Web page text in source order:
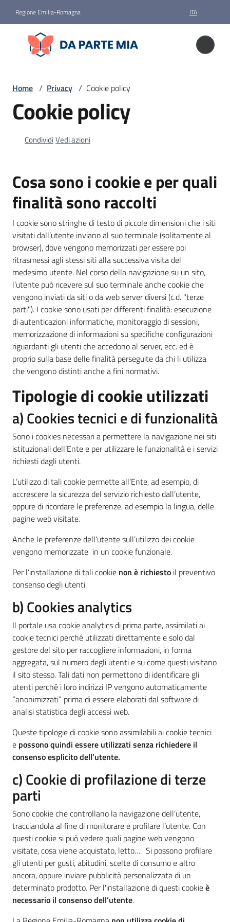
Regione Emilia-Romagna ITA
Da parte mia
Da parte mia
il
corpo
Storie
News
I
kit
informativi
Home / Privacy / Cookie policy
Cookie policy
CondividiVedi azioni
Cosa sono i cookie e per quali
finalità sono raccolti
I cookie sono stringhe di testo di piccole dimensioni che i siti
visitati dall’utente inviano al suo terminale (solitamente al
browser), dove vengono memorizzati per essere poi
ritrasmessi agli stessi siti alla successiva visita del
medesimo utente. Nel corso della navigazione su un sito,
l’utente può ricevere sul suo terminale anche cookie che
vengono inviati da siti o da web server diversi (c.d. "terze
parti"). I cookie sono usati per differenti finalità: esecuzione
di autenticazioni informatiche, monitoraggio di sessioni,
memorizzazione di informazioni su specifiche configurazioni
riguardanti gli utenti che accedono al server, ecc. ed è
proprio sulla base delle finalità perseguite da chi li utilizza
che vengono distinti anche a fini normativi.
Tipologie di cookie utilizzati
a) Cookies tecnici e di funzionalità
Sono i cookies necessari a permettere la navigazione nei siti
istituzionali dell’Ente e per utilizzare le funzionalità e i servizi
richiesti dagli utenti.
L’utilizzo di tali cookie permette all’Ente, ad esempio, di
accrescere la sicurezza del servizio richiesto dall’utente,
oppure di ricordare le preferenze, ad esempio la lingua, delle
pagine web visitate.
Anche le preferenze dell’utente sull’utilizzo dei cookie
vengono memorizzate in un cookie funzionale.
Per l’installazione di tali cookie non è richiesto il preventivo
consenso degli utenti.
b) Cookies analytics
Il portale usa cookie analytics di prima parte, assimilati ai
cookie tecnici perché utilizzati direttamente e solo dal
gestore del sito per raccogliere informazioni, in forma
aggregata, sul numero degli utenti e su come questi visitano
il sito stesso. Tali dati non permettono di identificare gli
utenti perché i loro indirizzi IP vengono automaticamente
“anonimizzati” prima di essere elaborati dal software di
analisi statistica degli accessi web.
Queste tipologie di cookie sono assimilabili ai cookie tecnici
e possono quindi essere utilizzati senza richiedere il
consenso esplicito dell’utente.
c) Cookie di profilazione di terze
parti
Sono cookie che controllano la navigazione dell’utente,
tracciandola al fine di monitorare e profilare l’utente. Con
questi cookie si può vedere quali pagine web vengono
visitate, cosa viene acquistato, letto…. Si possono profilare
gli utenti per gusti, abitudini, scelte di consumo e altro
ancora, oppure inviare pubblicità personalizzata di un
determinato prodotto. Per l'installazione di questi cookieè
necessario il consenso dell’utente.